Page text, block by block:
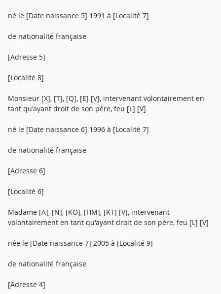
né le [Date naissance 5] 1991 à [Localité 7]
de nationalité française
[Adresse 5]
[Localité 8]
Monsieur [X], [T], [Q], [E] [V], intervenant volontairement en
tant qu'ayant droit de son père, feu [L] [V]
né le [Date naissance 6] 1996 à [Localité 7]
de nationalité française
[Adresse 6]
[Localité 6]
Madame [A], [N], [KO], [HM], [KT] [V], intervenant
volontairement en tant qu'ayant droit de son père, feu [L] [V]
née le [Date naissance 7] 2005 à [Localité 9]
de nationalité française
[Adresse 4]